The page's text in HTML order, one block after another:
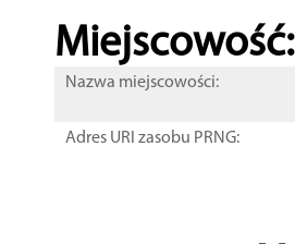
Miejscowość:
Nazwa miejscowości:
Adres URI zasobu PRNG: